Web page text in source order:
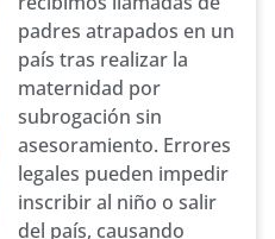
padres atrapados en un
país tras realizar la
maternidad por
subrogación sin
asesoramiento. Errores
legales pueden impedir
inscribir al niño o salir
del país, causando